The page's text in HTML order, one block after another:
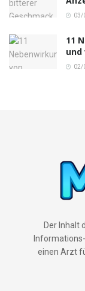
03/
11
und
02/
Der Inhalt
einen Arzt